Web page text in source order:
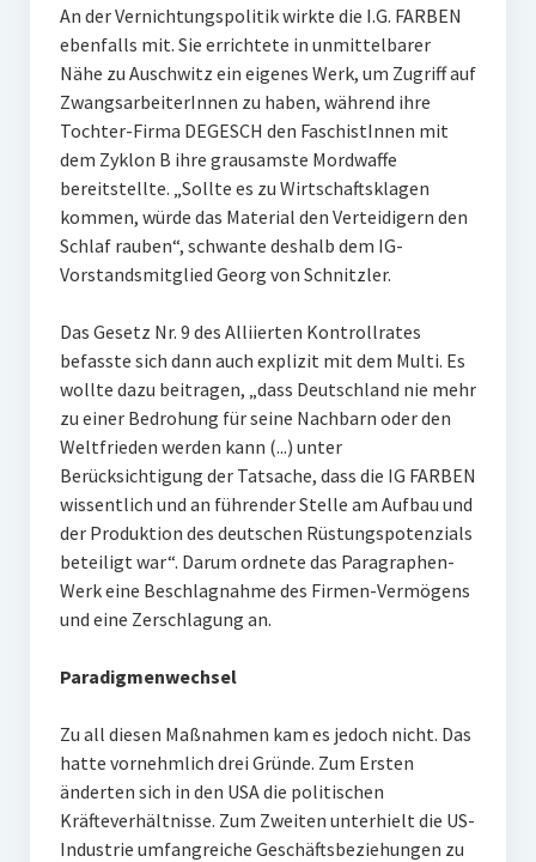
An der Vernichtungspolitik wirkte die I.G. FARBEN
ebenfalls mit. Sie errichtete in unmittelbarer
Nähe zu Auschwitz ein eigenes Werk, um Zugriff auf
ZwangsarbeiterInnen zu haben, während ihre
Tochter-Firma DEGESCH den FaschistInnen mit
dem Zyklon B ihre grausamste Mordwaffe
bereitstellte. „Sollte es zu Wirtschaftsklagen
kommen, würde das Material den Verteidigern den
Schlaf rauben“, schwante deshalb dem IG-
Vorstandsmitglied Georg von Schnitzler.
Das Gesetz Nr. 9 des Alliierten Kontrollrates
befasste sich dann auch explizit mit dem Multi. Es
wollte dazu beitragen, „dass Deutschland nie mehr
zu einer Bedrohung für seine Nachbarn oder den
Weltfrieden werden kann (...) unter
Berücksichtigung der Tatsache, dass die IG FARBEN
wissentlich und an führender Stelle am Aufbau und
der Produktion des deutschen Rüstungspotenzials
beteiligt war“. Darum ordnete das Paragraphen-
Werk eine Beschlagnahme des Firmen-Vermögens
und eine Zerschlagung an.
Paradigmenwechsel
Zu all diesen Maßnahmen kam es jedoch nicht. Das
hatte vornehmlich drei Gründe. Zum Ersten
änderten sich in den USA die politischen
Kräfteverhältnisse. Zum Zweiten unterhielt die US-
Industrie umfangreiche Geschäftsbeziehungen zu